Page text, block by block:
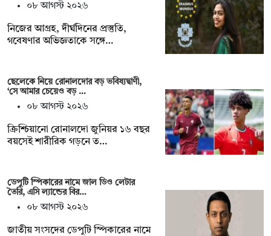
০৮ আগস্ট ২০২৬
নিজের আগ্রহ, দীর্ঘদিনের প্রস্তুতি,
গবেষণার অভিজ্ঞতাকে সঙ্গে…
ছেলেকে নিয়ে রোনালদোর বড় ভবিষ্যদ্বাণী,
‘সে আমার চেয়েও বড় …
০৮ আগস্ট ২০২৬
ক্রিশ্চিয়ানো রোনালদো জুনিয়র ১৬ বছর
বয়সেই শারীরিক গড়নে ত…
ডেপুটি স্পিকারের নামে জাল ডিও লেটার
তৈরি, এসি ল্যান্ডের বির…
০৮ আগস্ট ২০২৬
জাতীয় সংসদের ডেপুটি স্পিকারের নামে